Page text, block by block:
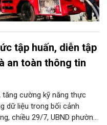
tập huấn, diễn tập
an toàn thông tin
cường kỹ năng thực
dữ liệu trong bối cảnh
chiều 29/7, UBND phường